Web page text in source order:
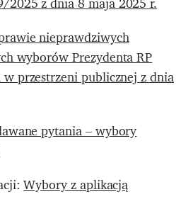
nieprawdziwych
wyborów Prezydenta RP
przestrzeni publicznej z dnia
pytania – wybory
Wybory z aplikacją